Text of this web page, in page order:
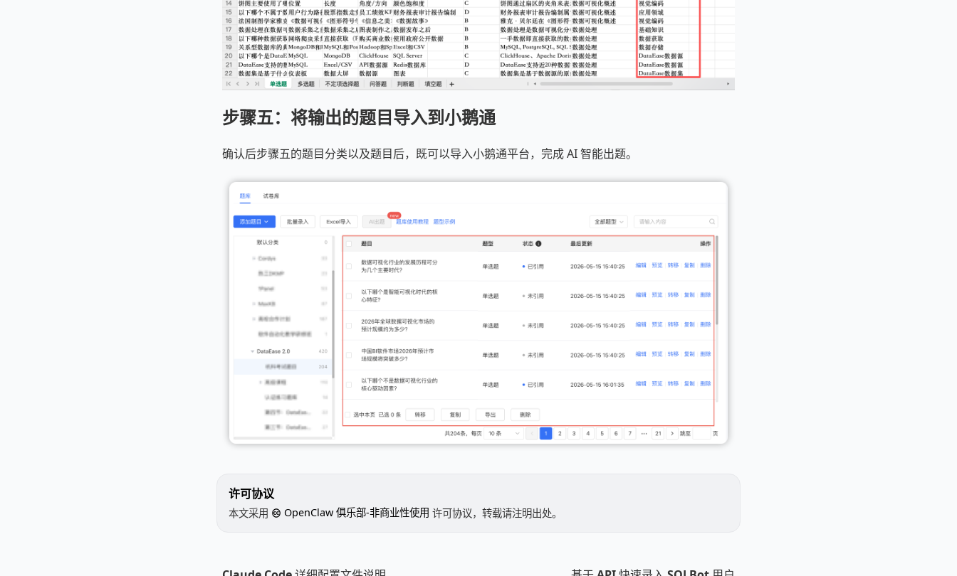
步骤五：将输出的题目导入到小鹅通
确认后步骤五的题目分类以及题目后，既可以导入小鹅通平台，完成 AI 智能出题。
许可协议
本文采用 OpenClaw 俱乐部-非商业性使用 许可协议，转载请注明出处。